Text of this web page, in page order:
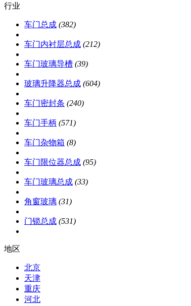
行业
车门总成 (382)
车门内衬层总成 (212)
车门玻璃导槽 (39)
玻璃升降器总成 (604)
车门密封条 (240)
车门手柄 (571)
车门杂物箱 (8)
车门限位器总成 (95)
车门玻璃总成 (33)
角窗玻璃 (31)
门锁总成 (531)
地区
北京
天津
重庆
河北